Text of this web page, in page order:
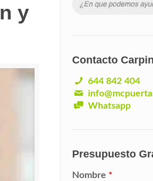
y
Contacto
644 842 404
Whatsapp
Presupuesto
Nombre *